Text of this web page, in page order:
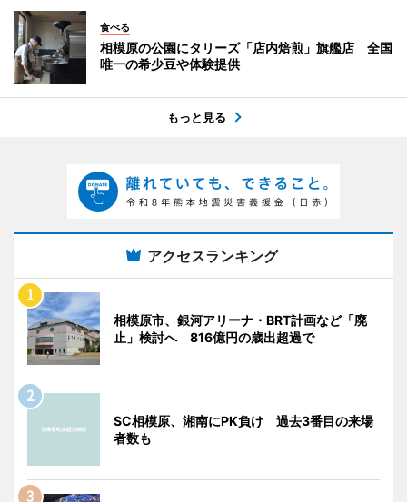
食べる
相模原の公園にタリーズ「店内焙煎」旗艦店 全国
唯一の希少豆や体験提供
もっと見る
アクセスランキング
相模原市、銀河アリーナ・BRT計画など「廃
止」検討へ 816億円の歳出超過で
SC相模原、湘南にPK負け 過去3番目の来場
者数も